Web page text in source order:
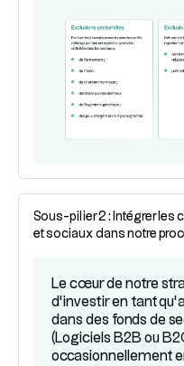
Sous-pilier 2 : Intégrer les
et sociaux dans notre
Le cœur de notre
d’investir en tant
dans des fonds de
(Logiciels B2B ou
occasionnellement